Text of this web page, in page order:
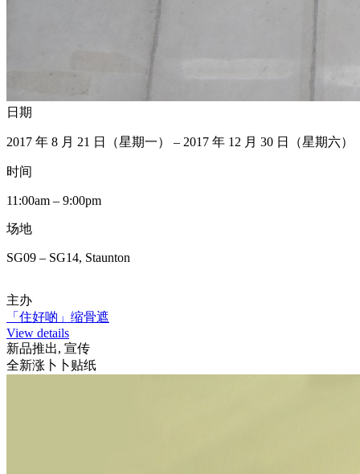
日期
2017 年 8 月 21 日（星期一） – 2017 年 12 月 30 日（星期六）
时间
11:00am – 9:00pm
场地
SG09 – SG14, Staunton
主办
「住好啲」缩骨遮
View details
新品推出, 宣传
全新涨卜卜贴纸